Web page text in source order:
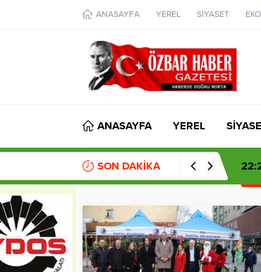
ANASAYFA YEREL SİYASET
ANASAYFA YEREL
SON DAKİKA